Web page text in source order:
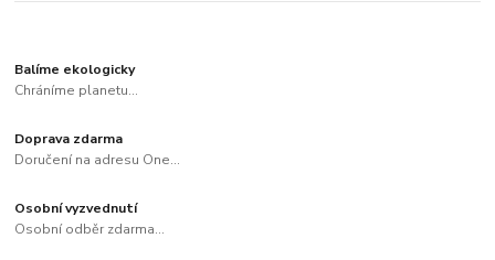
Balíme ekologicky
Chráníme planetu...
Doprava zdarma
Doručení na adresu One...
Osobní vyzvednutí
Osobní odběr zdarma...